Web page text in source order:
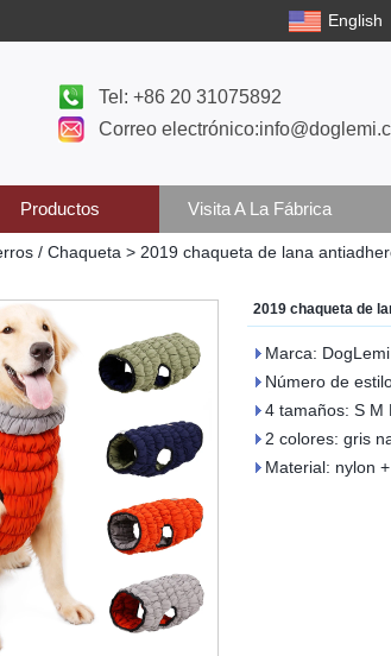
English
Tel: +86 20 31075892
Correo
Productos Visita A La Fábrica
/ Chaqueta > 2019 chaqueta de lana
2019 chaqueta de
Marca: DogLemi
Número de
4 tamaños: S M
2 colores: gris
Material: nylon